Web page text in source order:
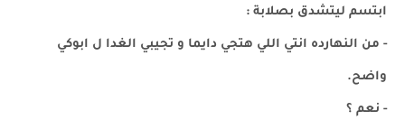
ابتسم ليتشدق بصلابة :
- من النهارده انتي اللي هتجي دايما و تجيبي الغدا ل ابوكي
واضح.
- نعم ؟